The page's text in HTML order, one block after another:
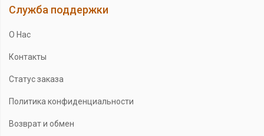
Служба поддержки
О Нас
Контакты
Статус заказа
Политика конфиденциальности
Возврат и обмен